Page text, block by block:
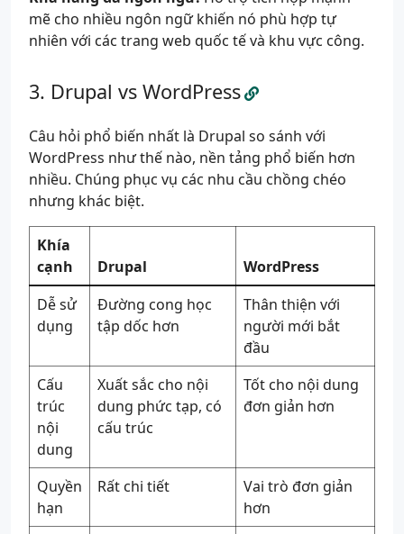
mẽ cho nhiều ngôn ngữ khiến nó phù hợp tự
nhiên với các trang web quốc tế và khu vực công.
Drupal vs WordPress
Câu hỏi phổ biến nhất là Drupal so sánh với
WordPress như thế nào, nền tảng phổ biến hơn
nhiều. Chúng phục vụ các nhu cầu chồng chéo
nhưng khác biệt.
Khía
cạnh
Drupal
WordPress
Dễ sử
dụng
Đường cong học
tập dốc hơn
Thân thiện với
người mới bắt
đầu
Cấu
trúc
nội
dung
Xuất sắc cho nội
dung phức tạp, có
cấu trúc
Tốt cho nội dung
đơn giản hơn
Quyền
hạn
Rất chi tiết
Vai trò đơn giản
hơn